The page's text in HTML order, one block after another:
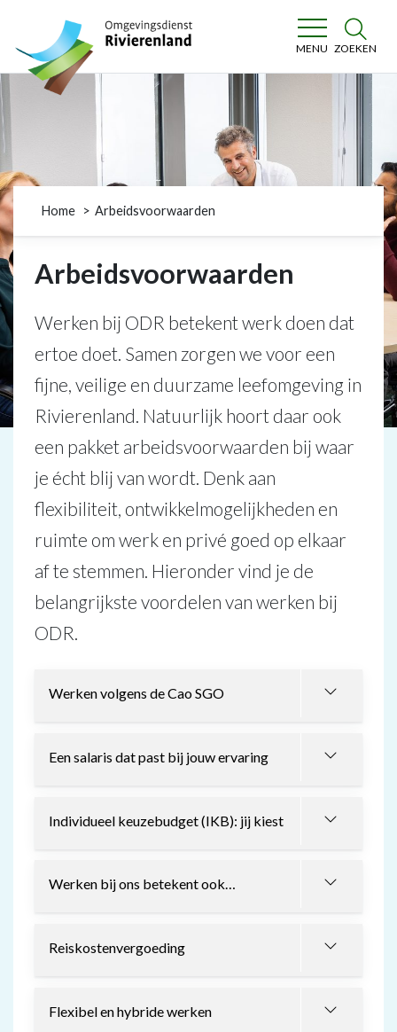
Omgevingsdienst Rivierenland
MENU ZOEKEN
Home Arbeidsvoorwaarden
Arbeidsvoorwaarden
Werken bij ODR betekent werk doen dat
ertoe doet. Samen zorgen we voor een
fijne, veilige en duurzame leefomgeving in
Rivierenland. Natuurlijk hoort daar ook
een pakket arbeidsvoorwaarden bij waar
je écht blij van wordt. Denk aan
flexibiliteit, ontwikkelmogelijkheden en
ruimte om werk en privé goed op elkaar
af te stemmen. Hieronder vind je de
belangrijkste voordelen van werken bij
ODR.
Werken volgens de Cao SGO
Een salaris dat past bij jouw ervaring
Individueel keuzebudget (IKB): jij kiest
Werken bij ons betekent ook…
Reiskostenvergoeding
Flexibel en hybride werken